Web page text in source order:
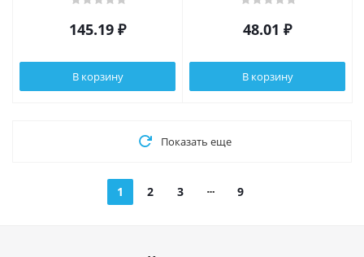
145.19 ₽
В корзину
48.01 ₽
В корзину
Показать еще
1 2 3 9